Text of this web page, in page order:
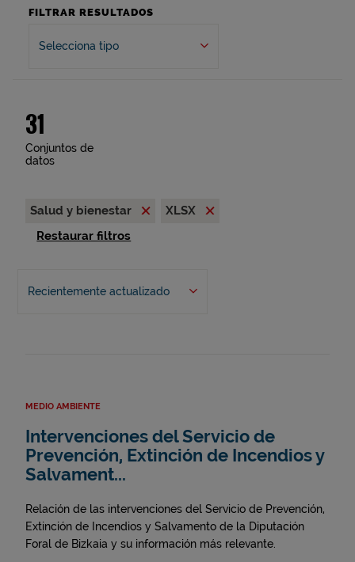
FILTRAR RESULTADOS
Selecciona tipo
31
Conjuntos de
datos
Salud y bienestar
XLSX
Restaurar filtros
Recientemente actualizado
MEDIO AMBIENTE
Intervenciones del Servicio de
Prevención, Extinción de Incendios y
Salvament...
Relación de las intervenciones del Servicio de Prevención,
Extinción de Incendios y Salvamento de la Diputación
Foral de Bizkaia y su información más relevante.